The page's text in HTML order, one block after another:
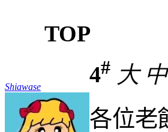
TOP
Shiawase 4# 大 中
各位老